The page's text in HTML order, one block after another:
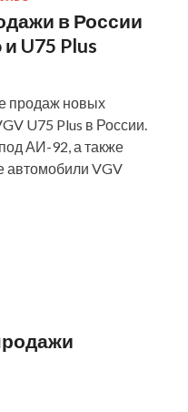
в России
U75 Plus
продаж новых
U75 Plus в России.
АИ-92, а также
автомобили VGV